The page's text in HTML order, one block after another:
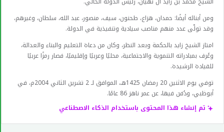
ومن أبنائه أيضًا: حمدان، هزاع، طحنون، سيف، منصور، عبد الله، سلطان، وغيرهم،
وقد تولّى عدد منهم مناصب سيادية وتنفيذية في الدولة.
امتاز الشيخ زايد بالحكمة وبعد النظر، وكان من دعاة التعليم والبناء والعدالة،
وعُرف بمبادراته التنموية والاجتماعية، محليًا وعربيًا وإقليميًا، فصار رمزًا عربيًا
للقيادة الرشيدة.
توفي يوم الاثنين 20 رمضان 1425هـ، الموافق لـ 2 تشرين الثاني 2004م، في
أبوظبي، ودُفن فيها، عن عمر ناهز 86 عامًا.
تم إنشاء هذا المحتوى باستخدام الذكاء الاصطناعي